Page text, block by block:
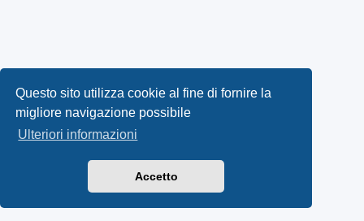
Questo sito utilizza cookie al fine di fornire la
migliore navigazione possibile
Ulteriori informazioni
Accetto